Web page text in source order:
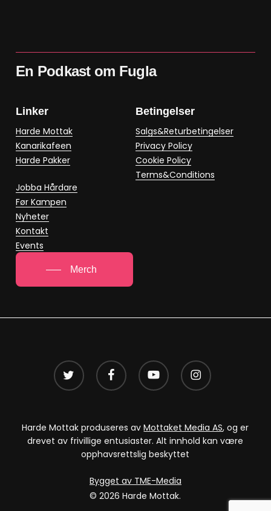
En Podkast om Fugla
Linker
Harde Mottak
Kanarikafeen
Harde Pakker
Jobba Hårdare
Før Kampen
Nyheter
Kontakt
Events
Betingelser
Salgs&Returbetingelser
Privacy Policy
Cookie Policy
Terms&Conditions
Merch
twitter facebook youtube instagram
Harde Mottak produseres avMottaket Media AS, og er
drevet av frivillige entusiaster. Alt innhold kan være
opphavsrettslig beskyttet
Bygget av TME-Media
© 2026 Harde Mottak.